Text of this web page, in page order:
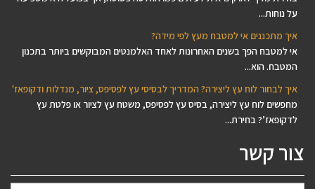
על נוחות...
איך מתכננים אי למטבח מעץ לפי מידה?
אי למטבח הפך בשנים האחרונות לאחד האלמנטים המבוקשים ביותר בתכנון
המטבח. הוא...
איך לבחור לוח עץ ליצירה? המדריך לבסיסי עץ לפסיפס, ציור, מנדלות ודקופאז'
מחפשים לוח עץ ליצירה, בסיס עץ לפסיפס, משטח עץ לציור או פלטת עץ
לדקופאז’? בחירת...
צור קשר